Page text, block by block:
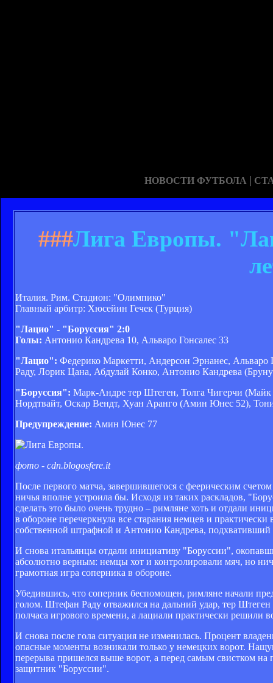
НОВОСТИ ФУТБОЛА |
###Лига Европы.
Италия. Рим. Стадион: "Олимпико"
Главный арбитр: Хюсейин Гечек (Турция)
"Лацио" - "Боруссия" 2:0
Голы: Антонио Кандрева 10, Альваро Гонсалес 33
"Лацио": Федерико Маркетти, Андерсон Эрнанес,
Раду, Лорик Цана, Абдулай Конко, Антонио Кандрева
"Боруссия": Марк-Андре тер Штеген, Толга Чигерчи
Нордтвайт, Оскар Вендт, Хуан Аранго (Амин Юнес 52),
Предупреждение: Амин Юнес 77
фото - cdn.blogosfere.it
После первого матча, завершившегося с феерическим
ничья вполне устроила бы. Исходя из таких раскладов,
сделать это было очень трудно – римляне хоть и отдали
в обороне перечеркнула все старания немцев и
собственной штрафной и Антонио Кандрева, подхвативший
И снова итальянцы отдали инициативу "Боруссии",
абсолютно верным: немцы хот и контролировали мяч, но
грамотная игра соперника в обороне.
Убедившись, что соперник беспомощен, римляне начали
голом. Штефан Раду отважился на дальний удар, тер
полчаса игрового времени, а лациали практически решили
И снова после гола ситуация не изменилась. Процент
опасные моменты возникали только у немецких ворот.
перерыва пришелся выше ворот, а перед самым свистком
защитник "Боруссии".